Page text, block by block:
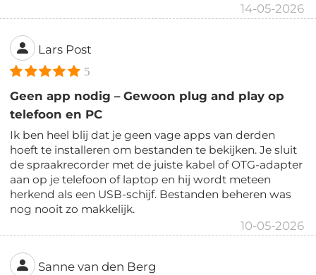
14-05-2026
Lars Post
5
Geen app nodig – Gewoon plug and play op
telefoon en PC
Ik ben heel blij dat je geen vage apps van derden
hoeft te installeren om bestanden te bekijken. Je sluit
de spraakrecorder met de juiste kabel of OTG-adapter
aan op je telefoon of laptop en hij wordt meteen
herkend als een USB-schijf. Bestanden beheren was
nog nooit zo makkelijk.
10-05-2026
Sanne van den Berg